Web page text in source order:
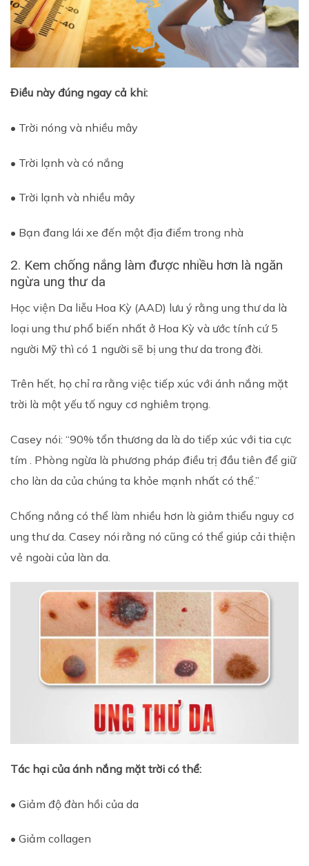
Điều này đúng ngay cả khi:
• Trời nóng và nhiều mây
• Trời lạnh và có nắng
• Trời lạnh và nhiều mây
• Bạn đang lái xe đến một địa điểm trong nhà
2. Kem chống nắng làm được nhiều hơn là ngăn
ngừa ung thư da
Học viện Da liễu Hoa Kỳ (AAD) lưu ý rằng ung thư da là
loại ung thư phổ biến nhất ở Hoa Kỳ và ước tính cứ 5
người Mỹ thì có 1 người sẽ bị ung thư da trong đời.
Trên hết, họ chỉ ra rằng việc tiếp xúc với ánh nắng mặt
trời là một yếu tố nguy cơ nghiêm trọng.
Casey nói: “90% tổn thương da là do tiếp xúc với tia cực
tím . Phòng ngừa là phương pháp điều trị đầu tiên để giữ
cho làn da của chúng ta khỏe mạnh nhất có thể.”
Chống nắng có thể làm nhiều hơn là giảm thiểu nguy cơ
ung thư da. Casey nói rằng nó cũng có thể giúp cải thiện
vẻ ngoài của làn da.
Tác hại của ánh nắng mặt trời có thể:
• Giảm độ đàn hồi của da
• Giảm collagen